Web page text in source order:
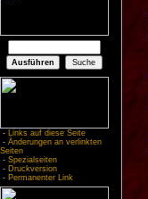
- Links auf diese Seite
- Änderungen an verlinkten
Seiten
- Spezialseiten
- Druckversion
- Permanenter Link